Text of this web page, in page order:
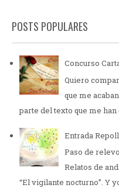
POSTS POPULARES
Concurso
Quiero
que me
parte del texto que me
Entrada
Paso de
Relatos de
“El vigilante nocturno”. Y